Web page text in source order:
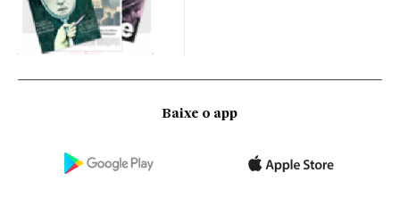
Baixe o app